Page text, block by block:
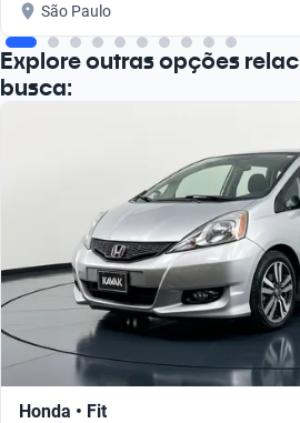
São Paulo
Explore outras opções
busca:
Honda • Fit